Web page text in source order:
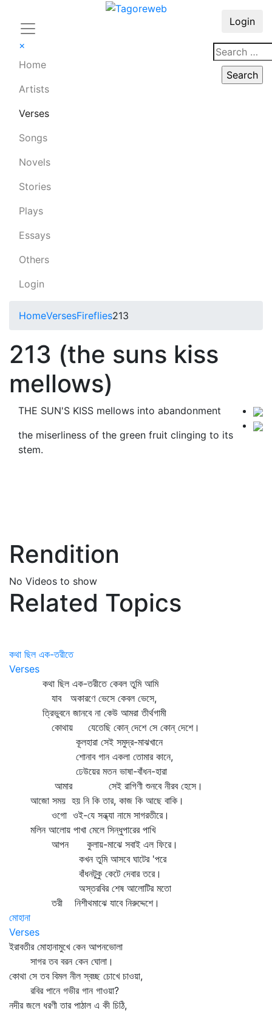
×
Home
Artists
Verses
Songs
Novels
Stories
Plays
Essays
Others
Login
Login
HomeVersesFireflies213
213 (the suns kiss
mellows)
THE SUN'S KISS mellows into abandonment
the miserliness of the green fruit clinging to its
stem.
Rendition
No Videos to show
Related Topics
কথা ছিল এক-তরীতে
Verses
কথা ছিল এক-তরীতে কেবল তুমি আমি
যাব অকারণে ভেসে কেবল ভেসে,
ত্রিভুবনে জানবে না কেউ আমরা তীর্থগামী
কোথায় যেতেছি কোন্‌ দেশে সে কোন্‌ দেশে।
কূলহারা সেই সমুদ্র-মাঝখানে
শোনাব গান একলা তোমার কানে,
ঢেউয়ের মতন ভাষা-বাঁধন-হারা
আমার সেই রাগিণী শুনবে নীরব হেসে।
আজো সময় হয় নি কি তার, কাজ কি আছে বাকি।
ওগো ওই-যে সন্ধ্যা নামে সাগরতীরে।
মলিন আলোয় পাখা মেলে সিন্ধুপারের পাখি
আপন কুলায়-মাঝে সবাই এল ফিরে।
কখন তুমি আসবে ঘাটের 'পরে
বাঁধনটুকু কেটে দেবার তরে।
অস্তরবির শেষ আলোটির মতো
তরী নিশীথমাঝে যাবে নিরুদ্দেশে।
মোহানা
Verses
ইরাবতীর মোহানামুখে কেন আপনভোলা
সাগর তব বরন কেন ঘোলা।
কোথা সে তব বিমল নীল স্বচ্ছ চোখে চাওয়া,
রবির পানে গভীর গান গাওয়া?
নদীর জলে ধরণী তার পাঠাল এ কী চিঠি,